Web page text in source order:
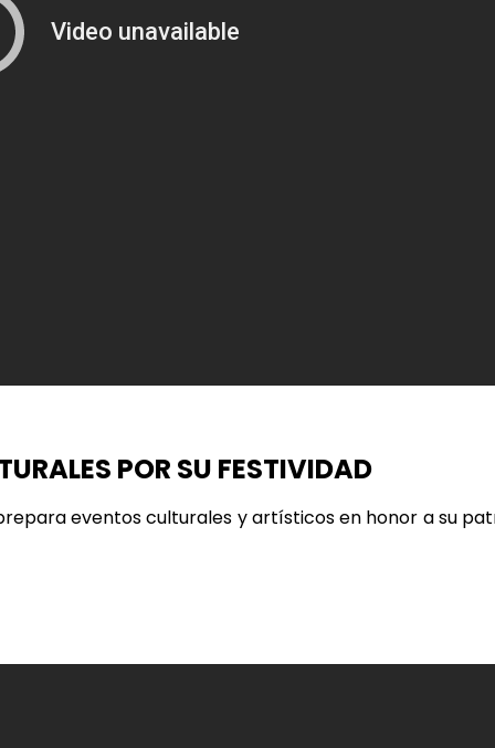
POR SU FESTIVIDAD
eventos culturales y artísticos en honor a su